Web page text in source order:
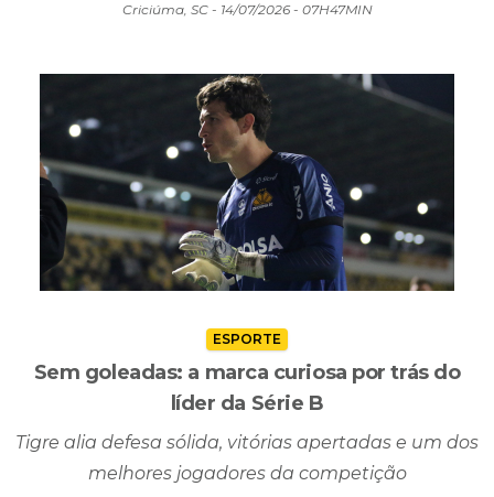
Criciúma, SC - 14/07/2026 - 07H47MIN
ESPORTE
Sem goleadas: a marca curiosa por trás do
líder da Série B
Tigre alia defesa sólida, vitórias apertadas e um dos
melhores jogadores da competição